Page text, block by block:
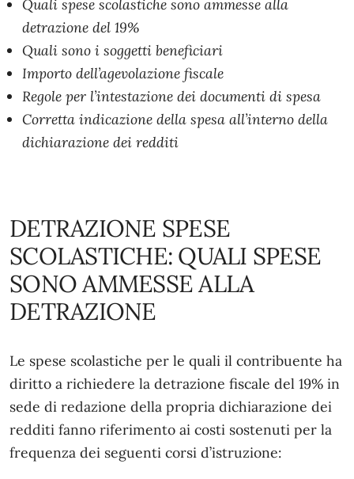
Quali spese scolastiche sono ammesse alla
detrazione del 19%
Quali sono i soggetti beneficiari
Importo dell’agevolazione fiscale
Regole per l’intestazione dei documenti di spesa
Corretta indicazione della spesa all’interno della
dichiarazione dei redditi
DETRAZIONE SPESE
SCOLASTICHE: QUALI SPESE
SONO AMMESSE ALLA
DETRAZIONE
Le spese scolastiche per le quali il contribuente ha
diritto a richiedere la detrazione fiscale del 19% in
sede di redazione della propria dichiarazione dei
redditi fanno riferimento ai costi sostenuti per la
frequenza dei seguenti corsi d’istruzione: